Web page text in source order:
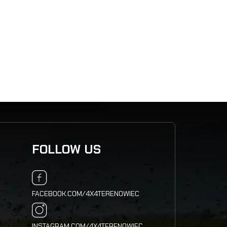
FOLLOW US
FACEBOOK.COM/4X4TERENOWIEC